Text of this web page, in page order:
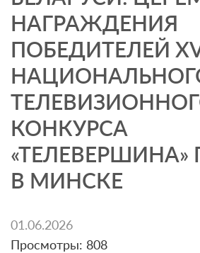
НАГРАЖДЕНИЯ
ПОБЕДИТЕЛЕЙ
КОНКУРСА
В МИНСКЕ
01.06.2026
Просмотры: 808